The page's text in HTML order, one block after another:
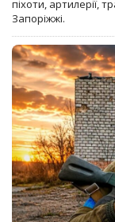
піхоти, артилерії,
Запоріжжі.